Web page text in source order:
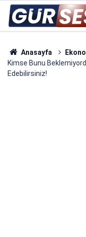
Anasayfa
Kimse Bunu
Edebilirsiniz!